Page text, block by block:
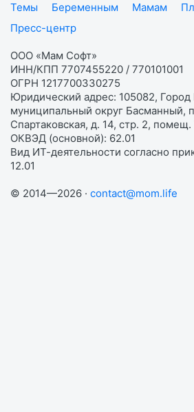
Темы
Беременным Мамам
Пресс-центр
ООО «Мам Софт»
ИНН/КПП 7707455220 / 770101001
ОГРН 1217700330275
Юридический адрес: 105082, Город
муниципальный округ Басманный,
Спартаковская, д. 14, стр. 2,
ОКВЭД (основной): 62.01
Вид ИТ-деятельности согласно
12.01
© 2014—2026 · contact@mom.life